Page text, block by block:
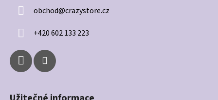
obchod@crazystore.cz
+420 602 133 223